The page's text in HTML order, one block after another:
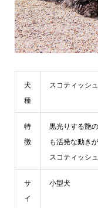
犬
種
スコティッシ
特
徴
黒光りする艶
も活発な動き
スコティッシ
サ
イ
小型犬